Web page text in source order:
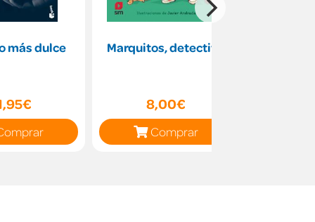
más dulce Marquitos, detective
8,00€
Comprar